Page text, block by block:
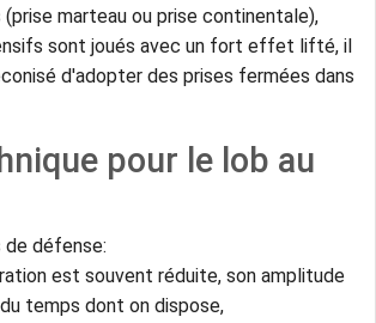
marteau ou prise continentale),
sont joués avec un fort effet lifté, il
d'adopter des prises fermées dans
pour le lob au
de défense:
est souvent réduite, son amplitude
temps dont on dispose,